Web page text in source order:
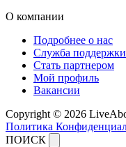
О компании
Подробнее о нас
Служба поддержки
Стать партнером
Мой профиль
Вакансии
Copyright © 2026
Политика
ПОИСК